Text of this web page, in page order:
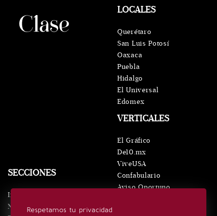
Respetamos tu privacidad
SECCIONES
Inicio
Noticias
VERTICALES
El Gráfico
De10.mx
ViveUSA
Confabulario
Aviso Oportuno
LOCALES
Querétaro
San Luis Potosí
Oaxaca
Puebla
Hidalgo
El Universal
Edomex